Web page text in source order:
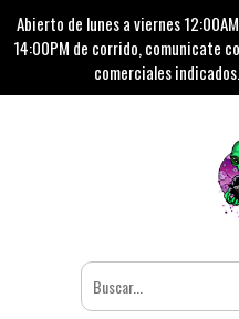
Abierto de lunes a viernes
14:00PM de corrido, comunicate
comerciales